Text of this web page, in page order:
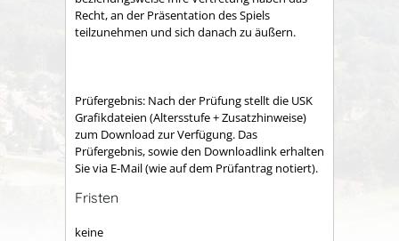
Recht, an der Präsentation des Spiels
teilzunehmen und sich danach zu äußern.
Prüfergebnis: Nach der Prüfung stellt die USK
Grafikdateien (Altersstufe + Zusatzhinweise)
zum Download zur Verfügung. Das
Prüfergebnis, sowie den Downloadlink erhalten
Sie via E-Mail (wie auf dem Prüfantrag notiert).
Fristen
keine